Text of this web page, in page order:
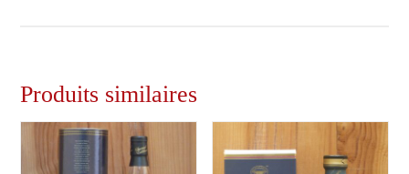
Produits similaires